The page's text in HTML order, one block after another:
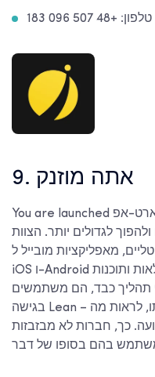
טלפון: +48 507 096 183
9. אתה מוזנק
You are launched עובדת בעיקר עם חברות סטארט-אפ
לגדולים יותר. הצוות
מאפליקציות מובייל ל-
iOS ו-Android ועד פלטפורמות אינטרנט מלאות ותוכנות
תהליך כבד, הם משתמשים
בגישה Lean – להוציא רעיון במהירות, לבדוק אותו, לראות מה
כך, חברות לא מבזבזות